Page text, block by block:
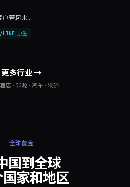
管起来。
LINE 原生
更多行业 →
店 · 能源 · 汽车 · 物流
全球覆盖
国到全球
国家和地区